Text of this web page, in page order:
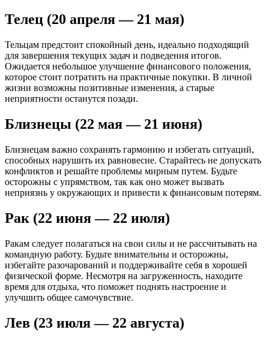
Телец (20 апреля — 21 мая)
Тельцам предстоит спокойный день, идеально подходящий
для завершения текущих задач и подведения итогов.
Ожидается небольшое улучшение финансового положения,
которое стоит потратить на практичные покупки. В личной
жизни возможны позитивные изменения, а старые
неприятности останутся позади.
Близнецы (22 мая — 21 июня)
Близнецам важно сохранять гармонию и избегать ситуаций,
способных нарушить их равновесие. Старайтесь не допускать
конфликтов и решайте проблемы мирным путем. Будьте
осторожны с упрямством, так как оно может вызвать
неприязнь у окружающих и привести к финансовым потерям.
Рак (22 июня — 22 июля)
Ракам следует полагаться на свои силы и не рассчитывать на
командную работу. Будьте внимательны и осторожны,
избегайте разочарований и поддерживайте себя в хорошей
физической форме. Несмотря на загруженность, находите
время для отдыха, что поможет поднять настроение и
улучшить общее самочувствие.
Лев (23 июля — 22 августа)